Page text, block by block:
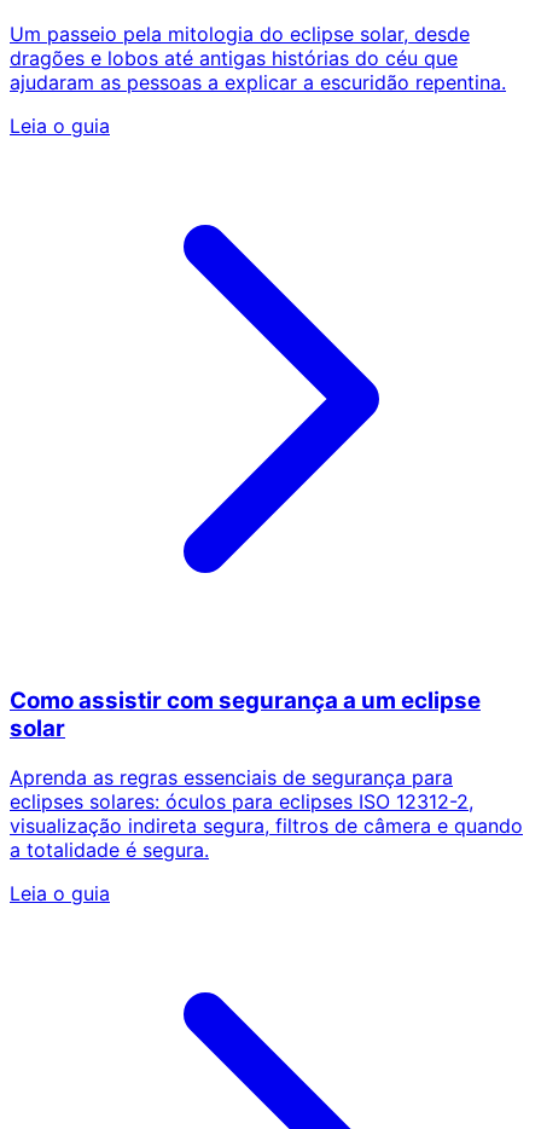
Um passeio pela mitologia do eclipse solar, desde
dragões e lobos até antigas histórias do céu que
ajudaram as pessoas a explicar a escuridão repentina.
Leia o guia
Como assistir com segurança a um eclipse
solar
Aprenda as regras essenciais de segurança para
eclipses solares: óculos para eclipses ISO 12312-2,
visualização indireta segura, filtros de câmera e quando
a totalidade é segura.
Leia o guia